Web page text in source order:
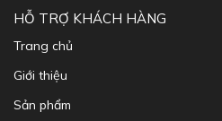
Giới thiệu
Sản phẩm
Khuyến mãi hot
Tin tức